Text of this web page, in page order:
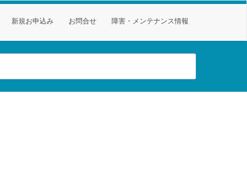
新規お申込み お問合せ 障害・メンテナンス情報